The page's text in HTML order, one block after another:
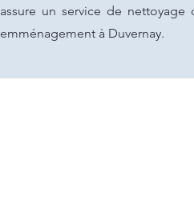
assure un service de
emménagement à Duvernay.